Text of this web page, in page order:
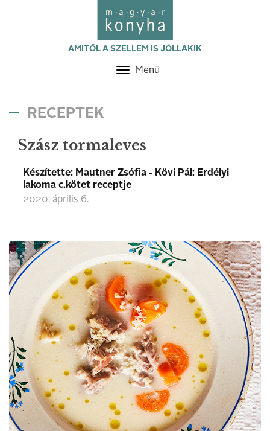
AMITŐL A SZELLEM IS JÓLLAKIK
Toggle
Menü
RECEPTEK
Szász tormaleves
Készítette: Mautner Zsófia - Kövi Pál: Erdélyi
lakoma c.kötet receptje
2020. április 6.